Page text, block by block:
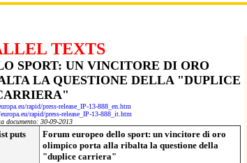
TEXTS
SPORT: UN VINCITORE DI ORO
LA QUESTIONE DELLA "DUPLICE
rapid/press-release_IP-13-888_en.htm
rapid/press-release_IP-13-888_it.htm
documento: 30-09-2013
puts
Forum europeo dello sport: un vincitore di oro
olimpico porta alla ribalta la questione della
"duplice carriera"